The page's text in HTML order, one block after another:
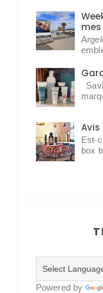
Est-
box
Powered by